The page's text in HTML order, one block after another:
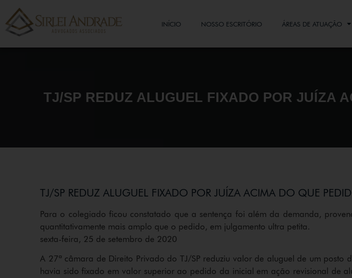
INÍCIO NOSSO ESCRITÓRIO ÁREAS DE ATUAÇÃO
TJ/SP REDUZ ALUGUEL FIXADO POR JUÍZA
TJ/SP REDUZ ALUGUEL FIXADO POR JUÍZA ACIMA DO QUE
Para o colegiado ficou constatado que a sentença foi além da demanda,
quantitativamente mais amplo que o pedido, em julgamento ultra petita.
sexta-feira, 25 de setembro de 2020
A 27ª câmara de Direito Privado do TJ/SP reduziu valor de aluguel de um posto
havia sido fixado em valor superior ao pedido da inicial em ação revisional de